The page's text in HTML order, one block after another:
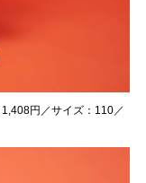
円／サイズ：110／